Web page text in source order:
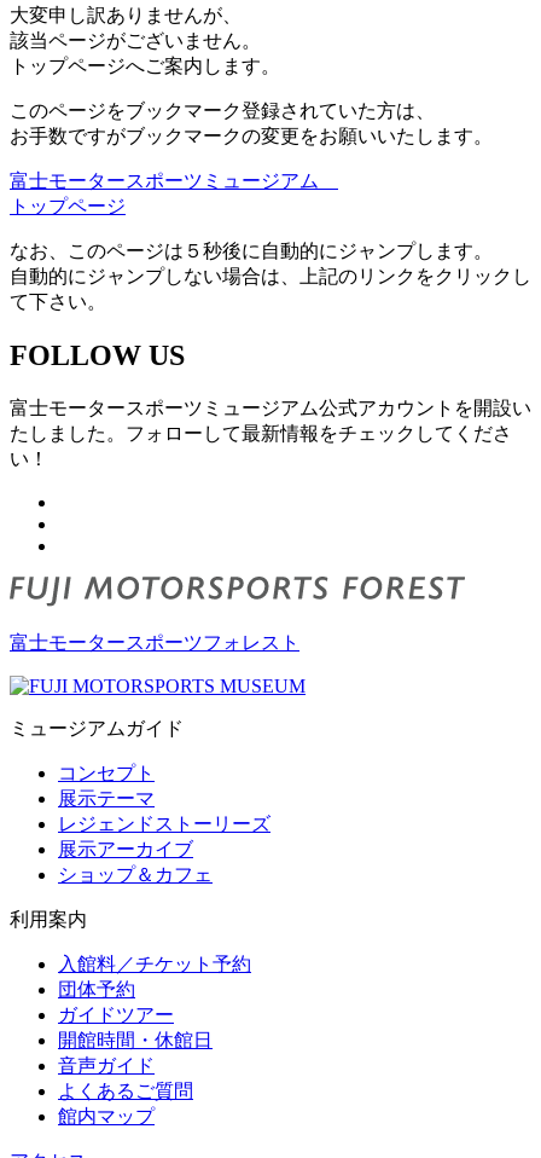
大変申し訳ありませんが、
該当ページがございません。
トップページへご案内します。
このページをブックマーク登録されていた方は、
お手数ですがブックマークの変更をお願いいたします。
富士モータースポーツミュージアム
トップページ
なお、このページは５秒後に自動的にジャンプします。
自動的にジャンプしない場合は、上記のリンクをクリックし
て下さい。
FOLLOW US
富士モータースポーツミュージアム公式アカウントを開設い
たしました。フォローして最新情報をチェックしてくださ
い！
富士モータースポーツフォレスト
ミュージアムガイド
コンセプト
展示テーマ
レジェンドストーリーズ
展示アーカイブ
ショップ＆カフェ
利用案内
入館料／チケット予約
団体予約
ガイドツアー
開館時間・休館日
音声ガイド
よくあるご質問
館内マップ